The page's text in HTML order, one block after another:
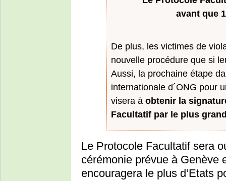
avant que
De plus, les victimes de
nouvelle procédure que si
Aussi, la prochaine étape
internationale d´ONG pour
visera à obtenir la
Facultatif par le plus
Le Protocole Facultatif sera
cérémonie prévue à Genève
encouragera le plus d’Etats